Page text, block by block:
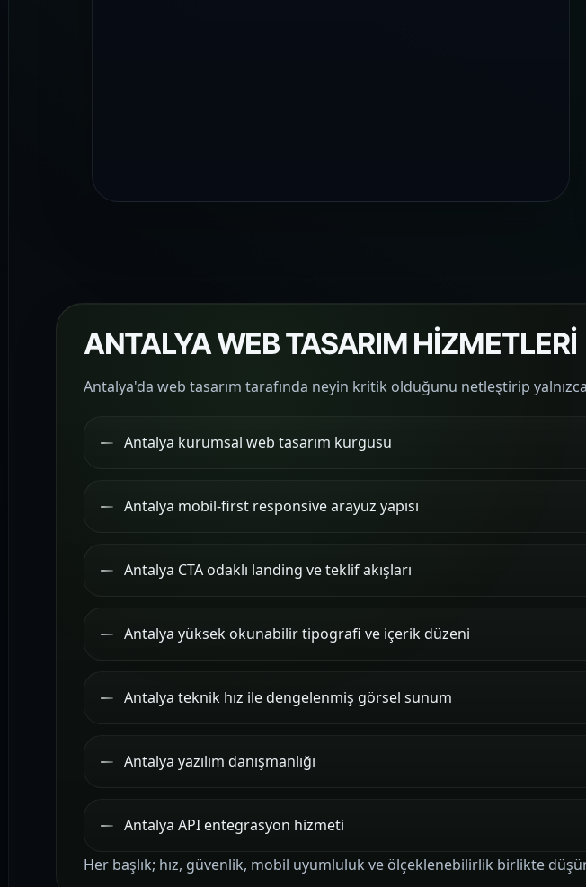
ANTALYA WEB TASARIM HİZMETLERİ
Antalya'da web tasarım tarafında neyin kritik olduğunu netleştirip
Antalya kurumsal web tasarım kurgusu
Antalya mobil-first responsive arayüz yapısı
Antalya CTA odaklı landing ve teklif akışları
Antalya yüksek okunabilir tipografi ve içerik düzeni
Antalya teknik hız ile dengelenmiş görsel sunum
Antalya yazılım danışmanlığı
Antalya API entegrasyon hizmeti
Her başlık; hız, güvenlik, mobil uyumluluk ve ölçeklenebilirlik birlikte